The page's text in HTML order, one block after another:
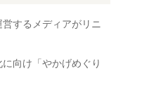
するメディアがリニ
向け「やかげめぐり